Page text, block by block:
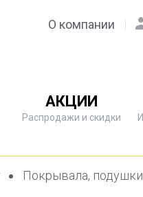
О компании
АКЦИИ
Распродажи и скидки
Покрывала, подушки